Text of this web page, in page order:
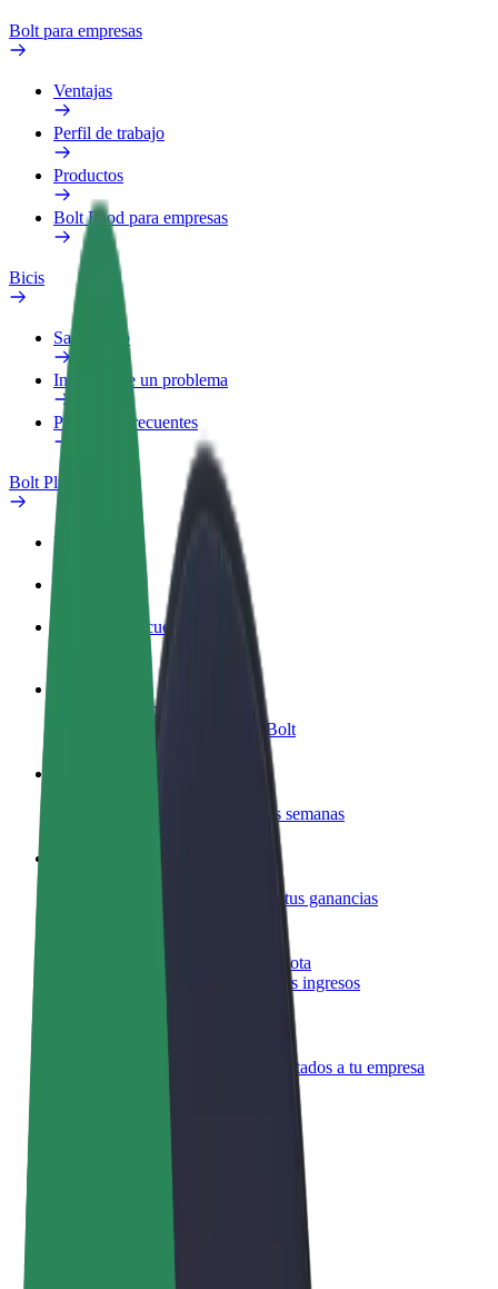
Bolt para empresas
Ventajas
Perfil de trabajo
Productos
Bolt Food para empresas
Bicis
Safety Lab
Informar de un problema
Preguntas frecuentes
Bolt Plus
Beneficios
Preguntas frecuentes
Colaborar como conductor
Gana dinero colaborando con Bolt
Repartí comida y cobrá todas las semanas
Llegá a más clientes y maximizá tus ganancias
Registrarse como propietario de flota
Añadí tu flota a Bolt y potenciá tus ingresos
Productos y servicios de Bolt adaptados a tu empresa